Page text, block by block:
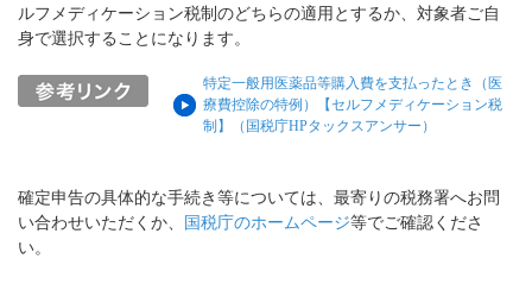
ルフメディケーション税制のどちらの適用とするか、対象者ご自
身で選択することになります。
特定一般用医薬品等購入費を支払ったとき（医
療費控除の特例）【セルフメディケーション税
制】（国税庁HPタックスアンサー）
確定申告の具体的な手続き等については、最寄りの税務署へお問
い合わせいただくか、
国税庁のホームページ等でご確認くださ
い。